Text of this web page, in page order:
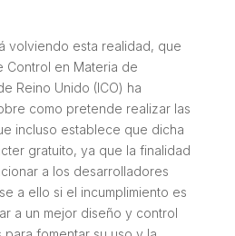
volviendo esta realidad, que
Control en Materia de
Reino Unido (ICO) ha
como pretende realizar las
incluso establece que dicha
gratuito, ya que la finalidad
a los desarrolladores
a ello si el incumplimiento es
a un mejor diseño y control